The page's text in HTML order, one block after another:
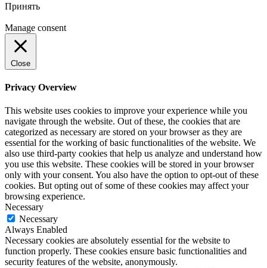
Принять
Manage consent
Close
Privacy Overview
This website uses cookies to improve your experience while you
navigate through the website. Out of these, the cookies that are
categorized as necessary are stored on your browser as they are
essential for the working of basic functionalities of the website. We
also use third-party cookies that help us analyze and understand how
you use this website. These cookies will be stored in your browser
only with your consent. You also have the option to opt-out of these
cookies. But opting out of some of these cookies may affect your
browsing experience.
Necessary
Necessary
Always Enabled
Necessary cookies are absolutely essential for the website to
function properly. These cookies ensure basic functionalities and
security features of the website, anonymously.